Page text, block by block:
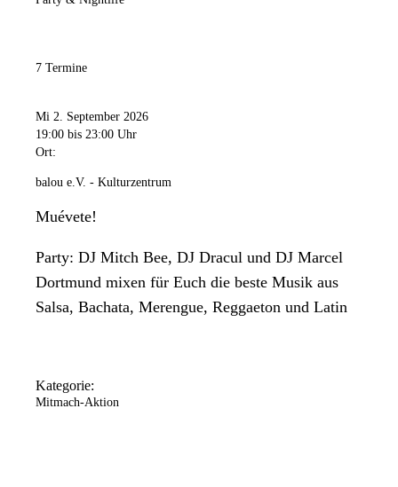
7 Termine
Mi 2. September 2026
19:00 bis 23:00 Uhr
Ort:
balou e.V. - Kulturzentrum
Muévete!
Party: DJ Mitch Bee, DJ Dracul und DJ Marcel
Dortmund mixen für Euch die beste Musik aus
Salsa, Bachata, Merengue, Reggaeton und Latin
Kategorie:
Mitmach-Aktion